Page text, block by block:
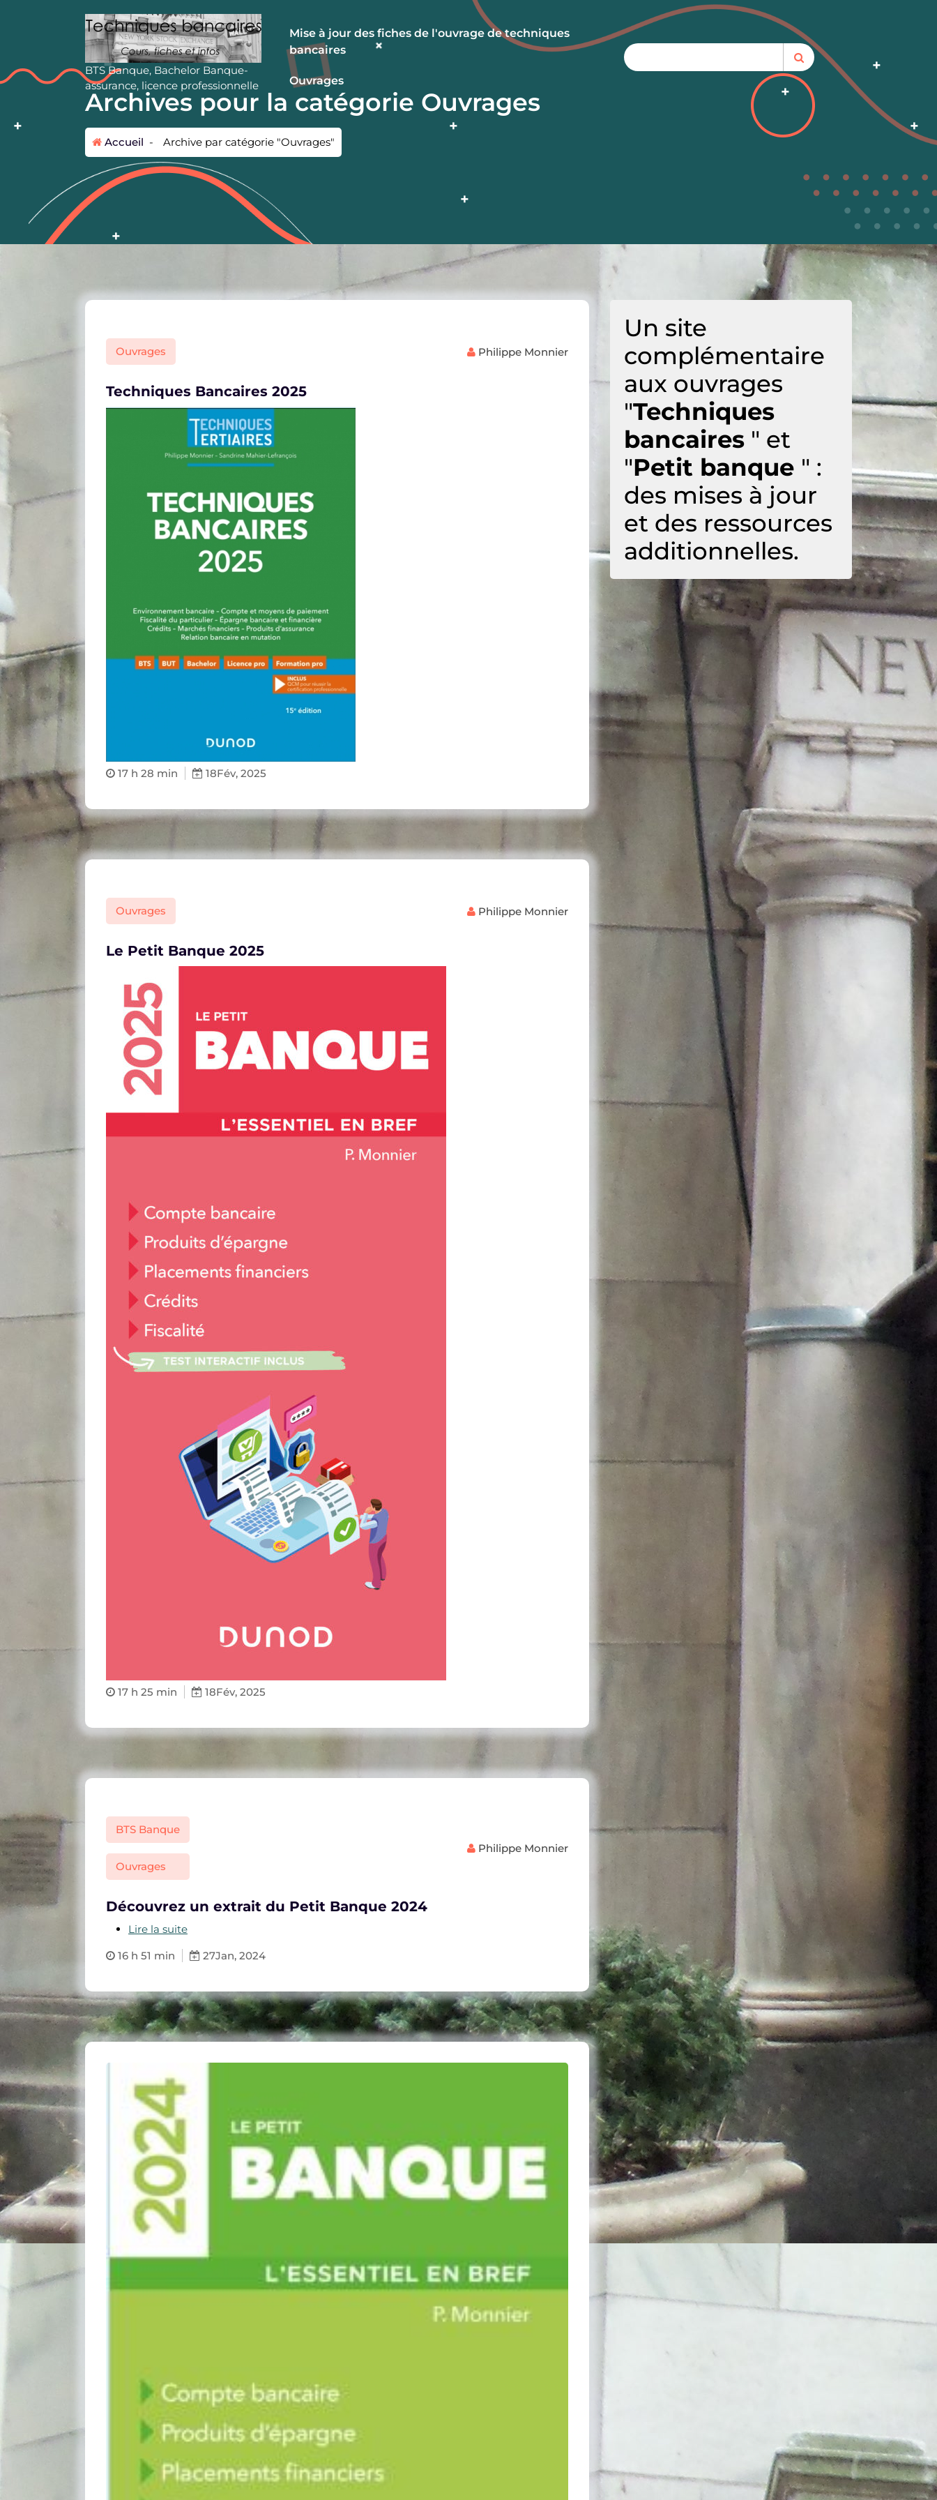
a
BTS Banque, Bachelor Banque-
assurance, licence professionnelle
Mise à jour des fiches de l'ouvrage de techniques
bancaires
Ouvrages
Archives pour la catégorie Ouvrages
Accueil - Archive par catégorie "Ouvrages"
Ouvrages Philippe Monnier
Techniques Bancaires 2025
17 h 28 min 18Fév, 2025
Ouvrages Philippe Monnier
Le Petit Banque 2025
17 h 25 min 18Fév, 2025
BTS Banque
Ouvrages
Philippe Monnier
Découvrez un extrait du Petit Banque 2024
Lire la suite
16 h 51 min
27Jan, 2024
Un site
complémentaire
aux ouvrages
"Techniques
bancaires " et
"Petit banque " :
des mises à jour
et des ressources
additionnelles.